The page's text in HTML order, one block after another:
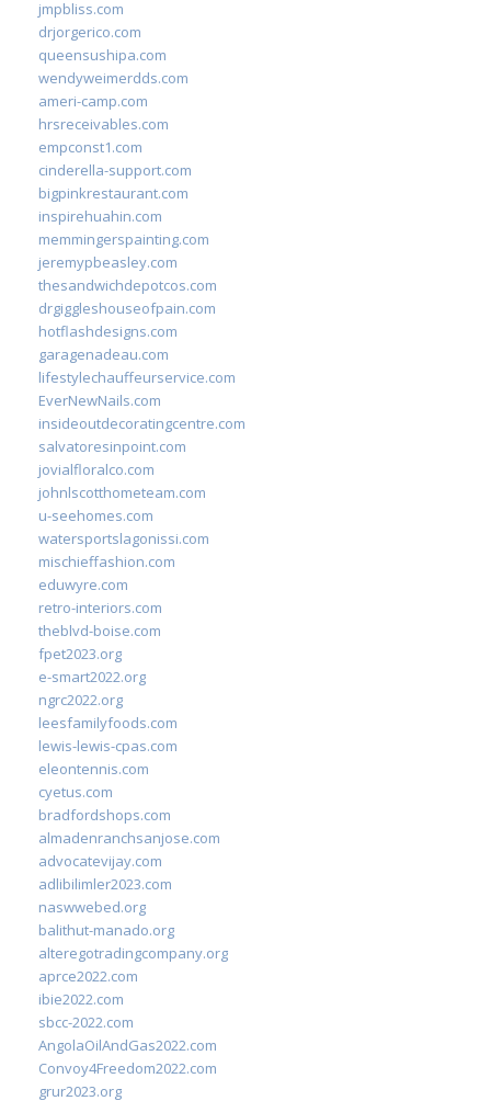
jmpbliss.com
drjorgerico.com
queensushipa.com
wendyweimerdds.com
ameri-camp.com
hrsreceivables.com
empconst1.com
cinderella-support.com
bigpinkrestaurant.com
inspirehuahin.com
memmingerspainting.com
jeremypbeasley.com
thesandwichdepotcos.com
drgiggleshouseofpain.com
hotflashdesigns.com
garagenadeau.com
lifestylechauffeurservice.com
EverNewNails.com
insideoutdecoratingcentre.com
salvatoresinpoint.com
jovialfloralco.com
johnlscotthometeam.com
u-seehomes.com
watersportslagonissi.com
mischieffashion.com
eduwyre.com
retro-interiors.com
theblvd-boise.com
fpet2023.org
e-smart2022.org
ngrc2022.org
leesfamilyfoods.com
lewis-lewis-cpas.com
eleontennis.com
cyetus.com
bradfordshops.com
almadenranchsanjose.com
advocatevijay.com
adlibilimler2023.com
naswwebed.org
balithut-manado.org
alteregotradingcompany.org
aprce2022.com
ibie2022.com
sbcc-2022.com
AngolaOilAndGas2022.com
Convoy4Freedom2022.com
grur2023.org